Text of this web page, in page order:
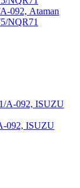
092, Ataman
NQR71
092, ISUZU